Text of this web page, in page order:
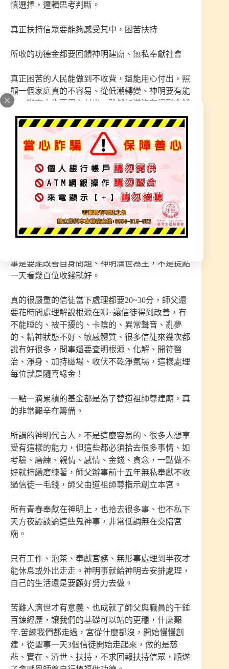
慎選擇，邏輯思考判斷。
真正扶持信眾要能夠感受其中，困苦扶持
所收的功德金都要回饋神明建廟、無私奉獻社會
真正困苦的人民能做到不收費，還能用心付出，照
顧一個家庭真的不容易、從低潮轉變、神明要有能
力、辦事人也要用心付出，雖然知道沒有得到金錢
還是要無私去幫助這些人民，這就是所謂的無貪
念、神明慈悲濟世。
本宮奉獻多年信徒都從困苦中蛻變、好轉、感受，
走一間宮廟有能力用心走幾次就能轉變，不用花大
把錢在執著冤親、陰靈、因果。這些事存在但不是
每件事都是這些問題在影響！
任何事神明所指示都讓信徒回去考慮清楚、有需要
再來處理即可，本宮無私奉獻、任何事都是隨緣，
有問題要能對症下藥而不是只有提點而已，要能真
事是要能改善自身問題、神明濟世為主，不是提點
一天看幾百位收錢就好。
真的很嚴重的信徒當下處理都要20~30分，師父還
要花時間處理解說根源在哪~讓信徒得到改善，有
不能睡的、被干擾的、卡陰的、異常聲音、亂夢
的、精神狀態不好、敏感體質、很多信徒來幾次都
說有好很多，問事還要查明根源、化解、開符醫
治、淨身、加持磁場、收伏不乾淨氣場，這樣處理
每位就是隨喜緣金！
一點一滴累積的基金都是為了替道祖師尊建廟，真
的非常艱辛在籌備。
所謂的神明代言人，不是這麼容易的、很多人想享
受有這樣的能力，但這些都必須拾去很多事情、如
考驗、磨練、親情、感情、金錢、貪念，一點做不
好就持續磨練著，師父辦事前十五年無私奉獻不收
過信徒一毛錢，師父由道祖師尊指示創立本宮。
所有青春奉獻在神明上，也拾去很多事、也不私下
天方夜譚談論這些鬼神事，非常低調無在交陪宮
廟。
只有工作、泡茶、奉獻宮務、無形事處理到半夜才
能休息或外出走走。神明事就給神明去安排處理，
自己的生活還是要顧好努力去做。
苦難人濟世才有意義、也成就了師父與職員的千錘
百鍊經歷，讓我們的基礎可以站的更穩，什麼艱
辛.苦練我們都走過，宮從什麼都沒，開始慢慢創
建，從聖事一天3個信徒開始走起來，做的是慈
悲、實在、濟世、扶持，不求回報扶持信眾，順遂